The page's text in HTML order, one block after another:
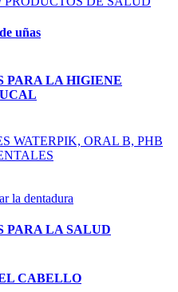
uñas
PARA LA HIGIENE
WATERPIK, ORAL B, PHB
la dentadura
PARA LA SALUD
CABELLO